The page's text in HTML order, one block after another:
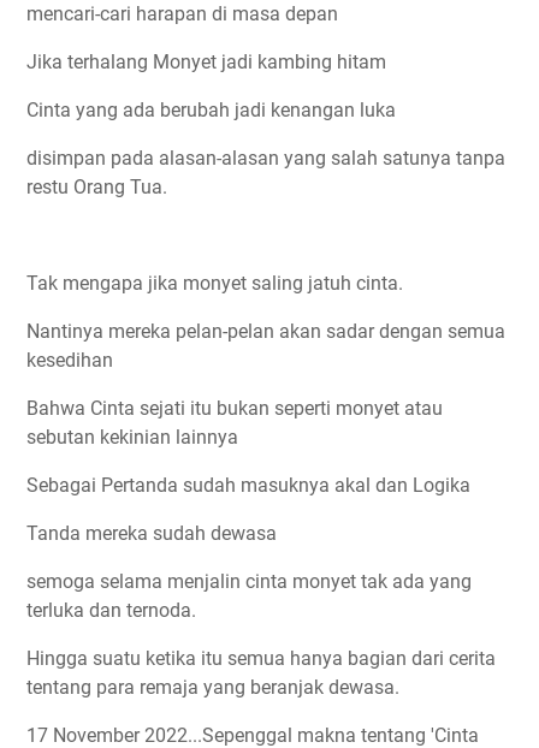
mencari-cari harapan di masa depan
Jika terhalang Monyet jadi kambing hitam
Cinta yang ada berubah jadi kenangan luka
disimpan pada alasan-alasan yang salah satunya tanpa
restu Orang Tua.
Tak mengapa jika monyet saling jatuh cinta.
Nantinya mereka pelan-pelan akan sadar dengan semua
kesedihan
Bahwa Cinta sejati itu bukan seperti monyet atau
sebutan kekinian lainnya
Sebagai Pertanda sudah masuknya akal dan Logika
Tanda mereka sudah dewasa
semoga selama menjalin cinta monyet tak ada yang
terluka dan ternoda.
Hingga suatu ketika itu semua hanya bagian dari cerita
tentang para remaja yang beranjak dewasa.
17 November 2022...Sepenggal makna tentang 'Cinta